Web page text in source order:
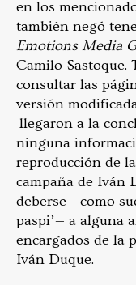
en los
también negó
Emotions Media
Camilo Sastoque.
consultar las
versión
llegaron a la
ninguna
reproducción de
campaña de Iván
deberse —como
paspi’— a alguna
encargados de la
Iván Duque.